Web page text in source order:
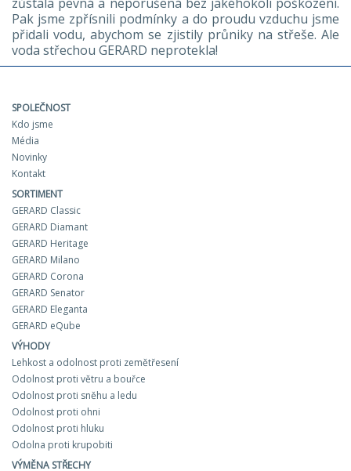
Pak jsme zpřísnili podmínky a do proudu vzduchu jsme
přidali vodu, abychom se zjistily průniky na střeše. Ale
voda střechou GERARD neprotekla!
SPOLEČNOST
Kdo jsme
Média
Novinky
Kontakt
SORTIMENT
GERARD Classic
GERARD Diamant
GERARD Heritage
GERARD Milano
GERARD Corona
GERARD Senator
GERARD Eleganta
GERARD eQube
VÝHODY
Lehkost a odolnost proti zemětřesení
Odolnost proti větru a bouřce
Odolnost proti sněhu a ledu
Odolnost proti ohni
Odolnost proti hluku
Odolna proti krupobiti
VÝMĚNA STŘECHY